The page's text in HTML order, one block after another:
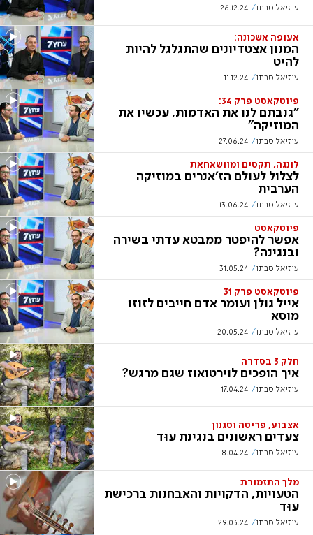
עוזיאל סבתו 26.12.24
אעופה אשכונה:
המנון אצטדיונים שהתגלגל להיות
להיט
עוזיאל סבתו 11.12.24
פיוטקאסט פרק 34:
"גנבתם לנו את האדמות, עכשיו את
המוזיקה"
עוזיאל סבתו 27.06.24
לונגה, תקסים ומוושאחאת
לצלול לעולם הז'אנרים במוזיקה
הערבית
עוזיאל סבתו 13.06.24
פיוטקאסט
אפשר להיפטר ממבטא עדתי בשירה
ובנגינה?
עוזיאל סבתו 31.05.24
פיוטקאסט פרק 31
אייל גולן ועומר אדם חייבים לזוזו
מוסא
עוזיאל סבתו 20.05.24
חלק 3 בסדרה
איך הופכים לוירטואוז שגם מרגש?
עוזיאל סבתו 17.04.24
אצבוע, פריטה וסגנון
צעדים ראשונים בנגינת עוּד
עוזיאל סבתו 8.04.24
מלך התזמורת
הטעויות, הדקויות והאבחנות ברכישת
עוּד
עוזיאל סבתו 29.03.24